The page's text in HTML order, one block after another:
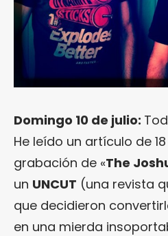
Domingo 10 de julio:
He leído un artículo de
grabación de «The
un UNCUT (una revista
que decidieron
en una mierda